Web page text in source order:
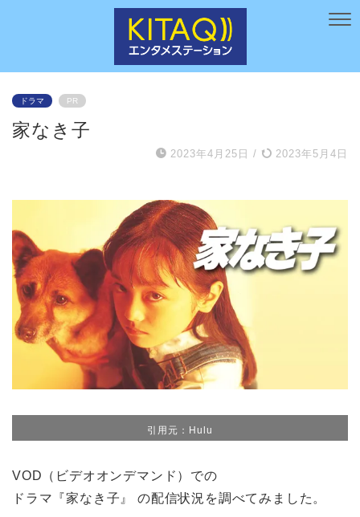
ドラマ PR
家なき子
2023年4月25日 / 2023年5月4日
引用元：Hulu
VOD（ビデオオンデマンド）での
ドラマ『家なき子』 の配信状況を調べてみました。